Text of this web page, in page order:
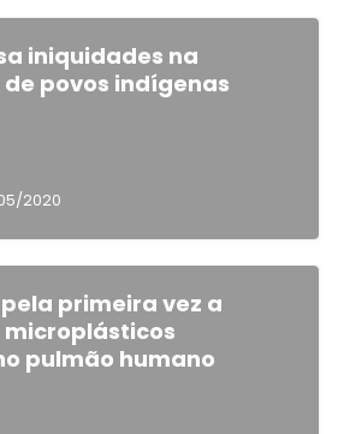
iniquidades na
povos indígenas
2020
primeira vez a
pulmão humano